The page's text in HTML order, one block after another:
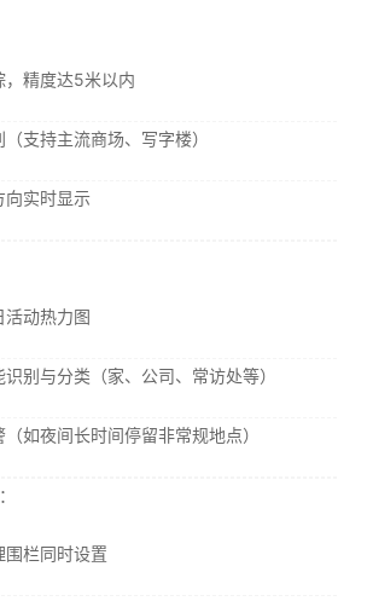
，精度达5米以内
支持主流商场、写字楼）
向实时显示
活动热力图
别与分类（家、公司、常访处等）
如夜间长时间停留非常规地点）
：
围栏同时设置